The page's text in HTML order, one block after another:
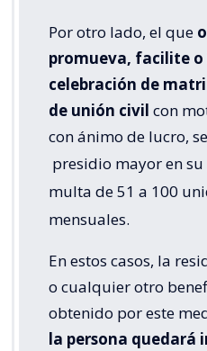
Por otro lado, el que
promueva, facilite
celebración de
de unión civil con
con ánimo de lucro,
presidio mayor en
multa de 51 a 100
mensuales.
En estos casos, la
o cualquier otro
obtenido por este
la persona quedará